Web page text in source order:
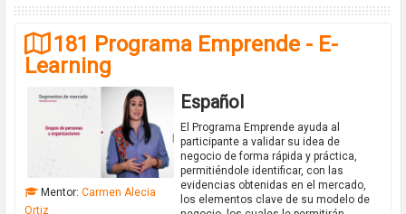
o
s
t
a
e
r
P
E
L
E
A
R
181 Programa Emprende - E-
Learning
Español
El Programa Emprende ayuda al
participante a validar su idea de
negocio de forma rápida y práctica,
permitiéndole identificar, con las
evidencias obtenidas en el mercado,
los elementos clave de su modelo de
Mentor: Carmen Alecia
Ortiz